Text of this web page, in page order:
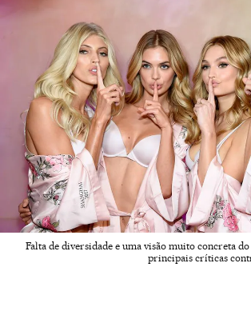
Falta de diversidade e uma visão muito concreta do
principais críticas